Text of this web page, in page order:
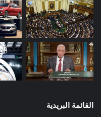
القائمة البريدية